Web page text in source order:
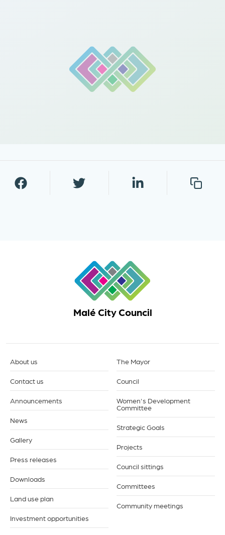
Malé City Council
About us
Contact us
Announcements
News
Gallery
Press releases
Downloads
Land use plan
Investment opportunities
The Mayor
Council
Women's Development
Committee
Strategic Goals
Projects
Council sittings
Committees
Community meetings